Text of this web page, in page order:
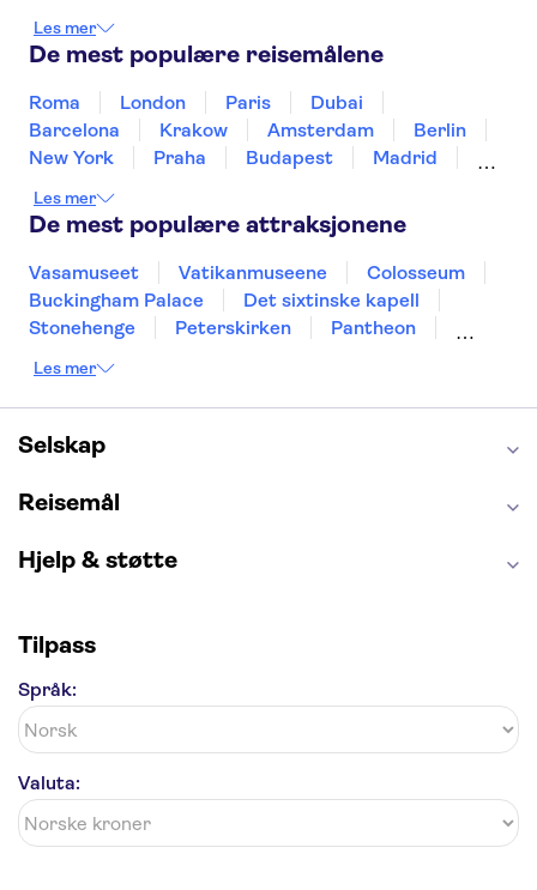
Portugal
Sverige Thailand
Les mer
De mest populære reisemålene
Roma London Paris
Dubai
Barcelona
Krakow Amsterdam
Berlin
New York
Praha Budapest
Madrid
Gdansk
Alicante Riga
Les mer
De mest populære attraksjonene
Vasamuseet Vatikanmuseene
Colosseum
Buckingham Palace
Det sixtinske kapell
Stonehenge
Peterskirken
Pantheon
Burj Khalifa
Alcatraz
Alhambra
Harry Potter Studios
Anne Franks hus
Blue Lagoon
Les mer
Selskap
Reisemål
Hjelp & støtte
Tilpass
Språk:
Valuta: